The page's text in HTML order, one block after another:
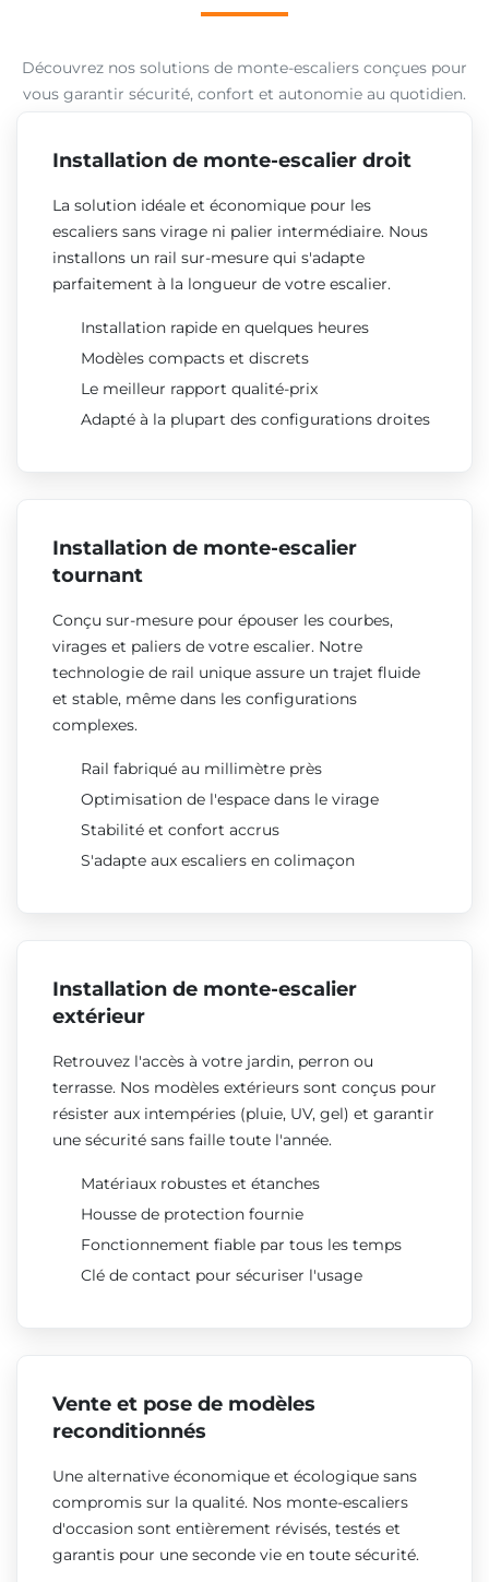
Découvrez nos solutions de monte-escaliers conçues pour
vous garantir sécurité, confort et autonomie au quotidien.
Installation de monte-escalier droit
La solution idéale et économique pour les
escaliers sans virage ni palier intermédiaire. Nous
installons un rail sur-mesure qui s'adapte
parfaitement à la longueur de votre escalier.
Installation rapide en quelques heures
Modèles compacts et discrets
Le meilleur rapport qualité-prix
Adapté à la plupart des configurations droites
Installation de monte-escalier
tournant
Conçu sur-mesure pour épouser les courbes,
virages et paliers de votre escalier. Notre
technologie de rail unique assure un trajet fluide
et stable, même dans les configurations
complexes.
Rail fabriqué au millimètre près
Optimisation de l'espace dans le virage
Stabilité et confort accrus
S'adapte aux escaliers en colimaçon
Installation de monte-escalier
extérieur
Retrouvez l'accès à votre jardin, perron ou
terrasse. Nos modèles extérieurs sont conçus pour
résister aux intempéries (pluie, UV, gel) et garantir
une sécurité sans faille toute l'année.
Matériaux robustes et étanches
Housse de protection fournie
Fonctionnement fiable par tous les temps
Clé de contact pour sécuriser l'usage
Vente et pose de modèles
reconditionnés
Une alternative économique et écologique sans
compromis sur la qualité. Nos monte-escaliers
d'occasion sont entièrement révisés, testés et
garantis pour une seconde vie en toute sécurité.